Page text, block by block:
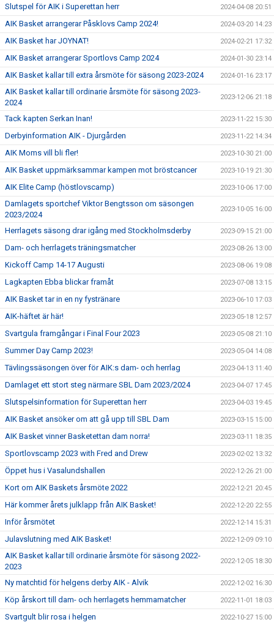
Slutspel för AIK i Superettan herr 2024-04-08 20:51
AIK Basket arrangerar Påsklovs Camp 2024! 2024-03-20 14:23
AIK Basket har JOYNAT! 2024-02-21 17:32
AIK Basket arrangerar Sportlovs Camp 2024 2024-01-30 23:14
AIK Basket kallar till extra årsmöte för säsong 2023-2024 2024-01-16 23:17
AIK Basket kallar till ordinarie årsmöte för säsong 2023-
2024
2023-12-06 21:18
Tack kapten Serkan Inan! 2023-11-22 15:30
Derbyinformation AIK - Djurgården 2023-11-22 14:34
AIK Moms vill bli fler! 2023-10-30 21:00
AIK Basket uppmärksammar kampen mot bröstcancer 2023-10-19 21:30
AIK Elite Camp (höstlovscamp) 2023-10-06 17:00
Damlagets sportchef Viktor Bengtsson om säsongen
2023/2024
2023-10-05 16:00
Herrlagets säsong drar igång med Stockholmsderby 2023-09-15 21:00
Dam- och herrlagets träningsmatcher 2023-08-26 13:00
Kickoff Camp 14-17 Augusti 2023-08-06 19:08
Lagkapten Ebba blickar framåt 2023-07-08 13:15
AIK Basket tar in en ny fystränare 2023-06-10 17:03
AIK-häftet är här! 2023-05-18 12:57
Svartgula framgångar i Final Four 2023 2023-05-08 21:10
Summer Day Camp 2023! 2023-05-04 14:08
Tävlingssäsongen över för AIK:s dam- och herrlag 2023-04-13 11:40
Damlaget ett stort steg närmare SBL Dam 2023/2024 2023-04-07 17:45
Slutspelsinformation för Superettan herr 2023-04-03 19:45
AIK Basket ansöker om att gå upp till SBL Dam 2023-03-15 15:00
AIK Basket vinner Basketettan dam norra! 2023-03-11 18:35
Sportlovscamp 2023 with Fred and Drew 2023-02-02 13:32
Öppet hus i Vasalundshallen 2022-12-26 21:00
Kort om AIK Baskets årsmöte 2022 2022-12-21 20:45
Här kommer årets julklapp från AIK Basket! 2022-12-20 22:55
Inför årsmötet 2022-12-14 15:31
Julavslutning med AIK Basket! 2022-12-09 09:10
AIK Basket kallar till ordinarie årsmöte för säsong 2022-
2023
2022-12-05 18:30
Ny matchtid för helgens derby AIK - Alvik 2022-12-02 16:30
Köp årskort till dam- och herrlagets hemmamatcher 2022-11-01 18:03
Svartgult blir rosa i helgen 2022-10-27 15:00